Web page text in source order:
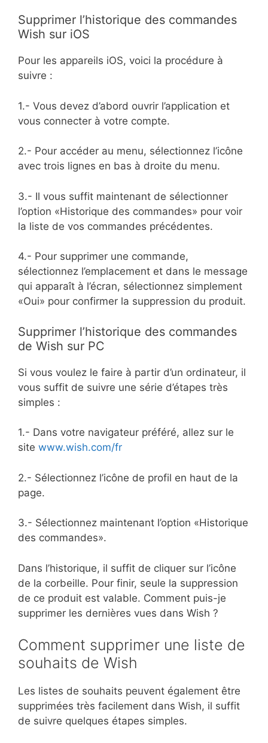
Supprimer l’historique des commandes
Wish sur iOS
Pour les appareils iOS, voici la procédure à
suivre :
1.- Vous devez d’abord ouvrir l’application et
vous connecter à votre compte.
2.- Pour accéder au menu, sélectionnez l’icône
avec trois lignes en bas à droite du menu.
3.- Il vous suffit maintenant de sélectionner
l’option «Historique des commandes» pour voir
la liste de vos commandes précédentes.
4.- Pour supprimer une commande,
sélectionnez l’emplacement et dans le message
qui apparaît à l’écran, sélectionnez simplement
«Oui» pour confirmer la suppression du produit.
Supprimer l’historique des commandes
de Wish sur PC
Si vous voulez le faire à partir d’un ordinateur, il
vous suffit de suivre une série d’étapes très
simples :
1.- Dans votre navigateur préféré, allez sur le
site www.wish.com/fr
2.- Sélectionnez l’icône de profil en haut de la
page.
3.- Sélectionnez maintenant l’option «Historique
des commandes».
Dans l’historique, il suffit de cliquer sur l’icône
de la corbeille. Pour finir, seule la suppression
de ce produit est valable. Comment puis-je
supprimer les dernières vues dans Wish ?
Comment supprimer une liste de
souhaits de Wish
Les listes de souhaits peuvent également être
supprimées très facilement dans Wish, il suffit
de suivre quelques étapes simples.